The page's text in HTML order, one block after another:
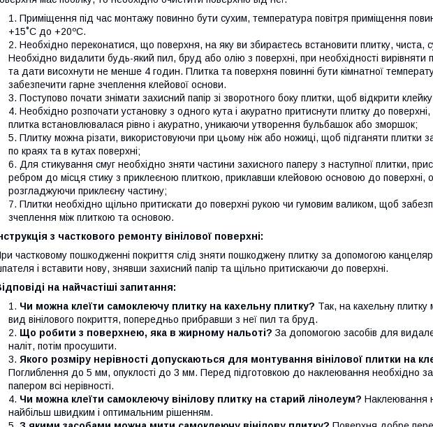
Приміщення під час монтажу повинно бути сухим, температура повітря приміщення
+15˚С до +20ºС.
Необхідно переконатися, що поверхня, на яку ви збираєтесь встановити плитку, чиста,
Необхідно видалити будь-який пил, бруд або олію з поверхні, при необхідності вирівняти
та дати висохнути не менше 4 годин. Плитка та поверхня повинні бути кімнатної
забезпечити гарне зчеплення клейової основи.
Поступово почати знімати захисний папір зі зворотного боку плитки, щоб відкрити
Необхідно розпочати установку з одного кута і акуратно притиснути плитку до
плитка встановлювалася рівно і акуратно, уникаючи утворення бульбашок або зморшок;
Плитку можна різати, використовуючи при цьому ніж або ножиці, щоб підганяти плитки
по краях та в кутах поверхні;
Для стикування смуг необхідно зняти частини захисного паперу з наступної плитки,
ребром до місця стику з приклеєною плиткою, приклавши клейовою основою до поверхні,
розгладжуючи приклеєну частину;
Плитки необхідно щільно притискати до поверхні рукою чи гумовим валиком, щоб
зчеплення між плиткою та основою.
з часткового ремонту вінілової поверхні:
частковому пошкодженні покриття слід зняти пошкоджену плитку за допомогою
і вставити нову, знявши захисний папір та щільно притискаючи до поверхні.
на найчастіші запитання:
Чи можна клеїти самоклеючу плитку на кахельну плитку? Так, на кахельну
вид вінілового покриття, попередньо прибравши з неї пил та бруд.
Що робити з поверхнею, яка в жирному нальоті? За допомогою засобів для
наліт, потім просушити.
Якого розміру нерівності допускаються для монтування вінілової плитки на
Поглиблення до 5 мм, опуклості до 3 мм. Перед підготовкою до наклеювання необхідно
папером всі нерівності.
Чи можна клеїти самоклеючу вінілову плитку на старий лінолеум? Наклеювання
найбільш швидким і оптимальним рішенням.